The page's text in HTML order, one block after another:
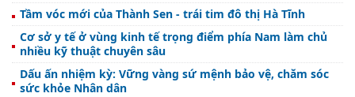
Tầm vóc mới của Thành Sen - trái tim đô thị Hà Tĩnh
Cơ sở y tế ở vùng kinh tế trọng điểm phía Nam làm chủ
nhiều kỹ thuật chuyên sâu
Dấu ấn nhiệm kỳ: Vững vàng sứ mệnh bảo vệ, chăm sóc
sức khỏe Nhân dân